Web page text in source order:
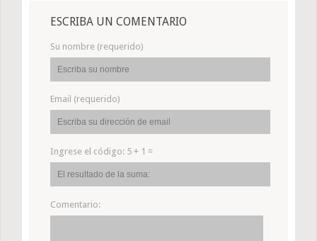
ESCRIBA UN COMENTARIO
Su nombre (requerido)
Email (requerido)
Ingrese el código: 5 + 1 =
Comentario: